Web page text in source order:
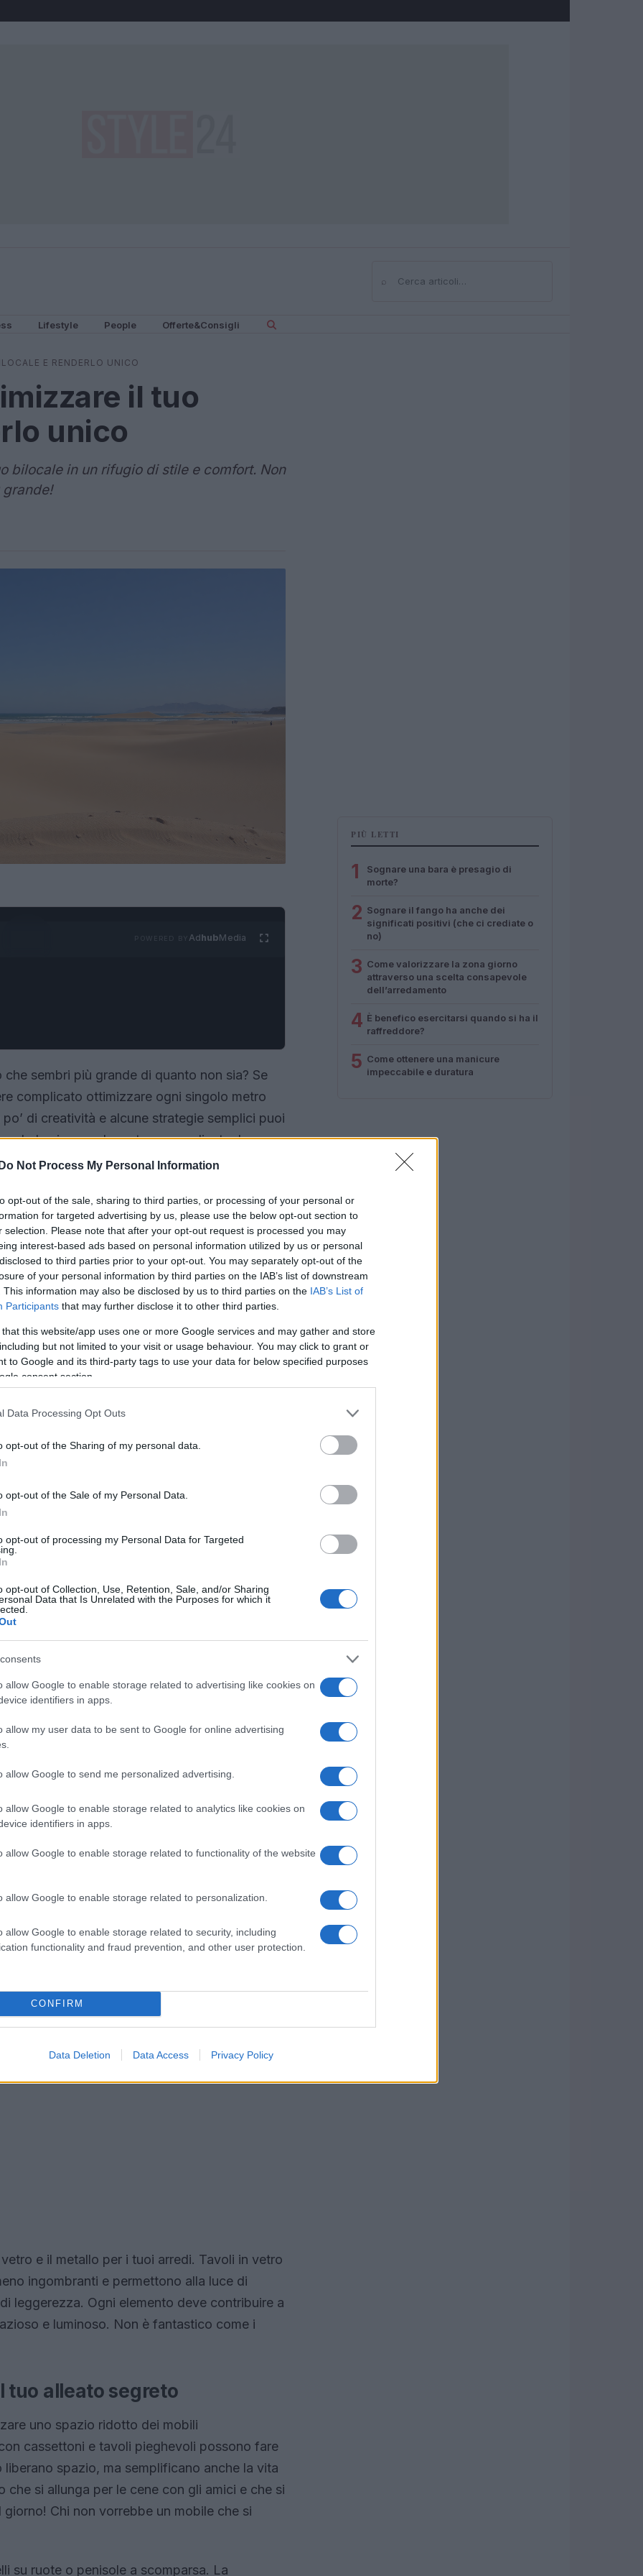
Do Not Process My Personal Information
opt-out of the sale, sharing to third parties, or processing of your personal or
for targeted advertising by us, please use the below opt-out section to
selection. Please note that after your opt-out request is processed you may
interest-based ads based on personal information utilized by us or personal
to third parties prior to your opt-out. You may separately opt-out of the
of your personal information by third parties on the IAB’s list of downstream
This information may also be disclosed by us to third parties on the IAB’s List of
Participants that may further disclose it to other third parties.
that this website/app uses one or more Google services and may gather and store
but not limited to your visit or usage behaviour. You may click to grant or
to Google and its third-party tags to use your data for below specified purposes
consent section.
Data Processing Opt Outs
opt-out of the Sharing of my personal data.
opt-out of the Sale of my Personal Data.
opt-out of processing my Personal Data for Targeted
opt-out of Collection, Use, Retention, Sale, and/or Sharing
Data that Is Unrelated with the Purposes for which it
allow Google to enable storage related to advertising like cookies on
identifiers in apps.
allow my user data to be sent to Google for online advertising
allow Google to send me personalized advertising.
allow Google to enable storage related to analytics like cookies on
identifiers in apps.
allow Google to enable storage related to functionality of the website
allow Google to enable storage related to personalization.
allow Google to enable storage related to security, including
functionality and fraud prevention, and other user protection.
CONFIRM
Data Deletion Data Access Privacy Policy
⌕Cerca
Lifestyle People Offerte&Consigli
E RENDERLO UNICO
il tuo
unico
bilocale in un rifugio di stile e comfort. Non
AdhubMedia
sembri più grande di quanto non sia? Se
complicato ottimizzare ogni singolo metro
di creatività e alcune strategie semplici puoi
luminoso, elegante e accogliente. In
che renderanno il tuo bilocale un vero
come? 🔥
ogni angolo
ridotto è utilizzare l’altezza. Sì, hai capito
mensole e armadi a muro, possono liberare
solo, ma ti permettono di esporre oggetti
di avere una libreria che raggiunge il
un’illusione di spazio. Chi non ama un
Posizionati strategicamente, possono
più arioso. Immagina di entrare in una stanza
di apertura e libertà. Gli specchi non sono
e propri pezzi d’arredo che catturano
leggeri
enorme sulla percezione dello spazio.
bianco, il beige e il grigio chiaro, che
E qui viene la parte sorprendente:
Un flusso cromatico uniforme è
Chi avrebbe mai pensato che un
la differenza?
e il metallo per i tuoi arredi. Tavoli in vetro
ingombranti e permettono alla luce di
leggerezza. Ogni elemento deve contribuire a
e luminoso. Non è fantastico come i
tuo alleato segreto
uno spazio ridotto dei mobili
cassettoni e tavoli pieghevoli possono fare
spazio, ma semplificano anche la vita
si allunga per le cene con gli amici e che si
Chi non vorrebbe un mobile che si
su ruote o penisole a scomparsa. La
PIÙ LETTI
1
Sognare una bara è presagio di
morte?
2 Sognare il fango ha anche dei
significati positivi (che ci crediate o
no)
3 Come valorizzare la zona giorno
attraverso una scelta consapevole
dell’arredamento
4 È benefico esercitarsi quando si ha il
raffreddore?
5 Come ottenere una manicure
impeccabile e duratura